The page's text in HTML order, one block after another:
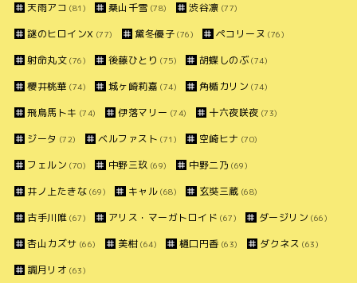
天雨アコ (81) 桑山千雪 (78) 渋谷凛 (77)
謎のヒロインX (77) 黛冬優子 (76) ペコリーヌ (76)
射命丸文 (76) 後藤ひとり (75) 胡蝶しのぶ(74)
櫻井桃華 (74) 城ヶ崎莉嘉 (74) 角楯カリン (74)
飛鳥馬トキ (74) 伊落マリー (74) 十六夜咲夜 (73)
ジータ (72) ベルファスト (71) 空崎ヒナ (70)
フェルン (70) 中野三玖 (69) 中野二乃 (69)
井ノ上たきな (69) キャル (68) 玄奘三蔵 (68)
古手川唯 (67) アリス・マーガトロイド (67) ダージリン (66)
杏山カズサ (66) 美柑 (64) 樋口円香 (63) ダクネス (63)
調月リオ (63)